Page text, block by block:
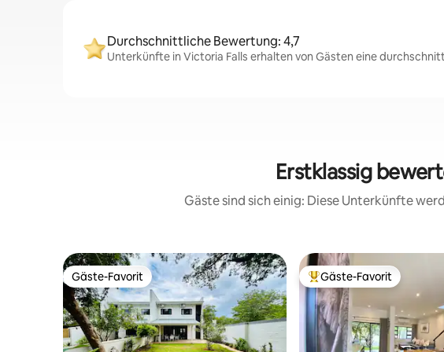
Durchschnittliche Bewertung: 4,7
Unterkünfte in Victoria Falls erhalten von Gästen eine
Erstklassig
Gäste sind sich einig: Diese Unterkünfte
Gäste-Favorit
Gäste-Favorit Beliebter Gäste-Favorit.
Gäste-Favorit